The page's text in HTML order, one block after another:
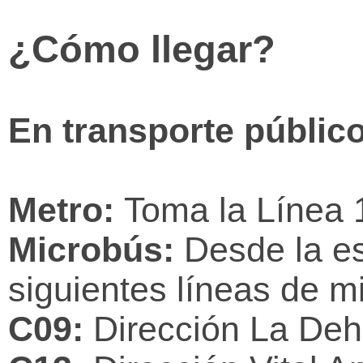
G
a
n
S
a
n
¿Cómo llegar?
En transporte
Metro: Toma la Línea
Microbús: Desde la
siguientes líneas de
C09: Dirección La